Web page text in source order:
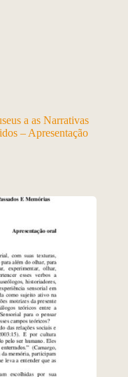
a as Narrativas
– Apresentação